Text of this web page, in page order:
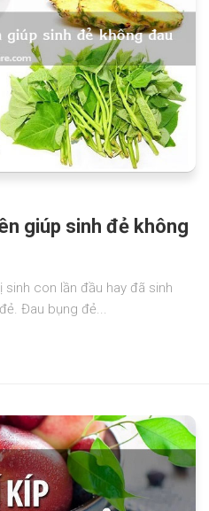
giúp sinh đẻ không
con lần đầu hay đã sinh
Đau bụng đẻ...